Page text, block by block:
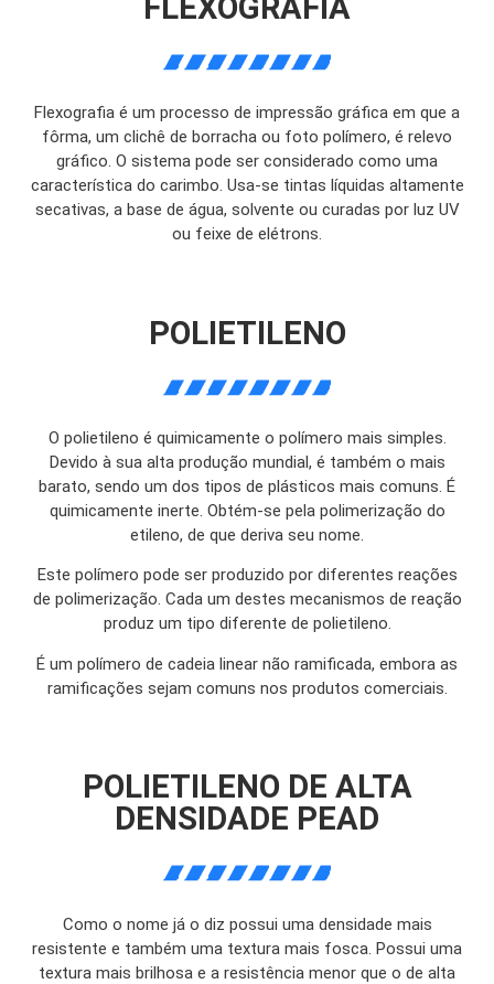
Flexografia é um processo de impressão gráfica em que a
fôrma, um clichê de borracha ou foto polímero, é relevo
gráfico. O sistema pode ser considerado como uma
característica do carimbo. Usa-se tintas líquidas altamente
secativas, a base de água, solvente ou curadas por luz UV
ou feixe de elétrons.
POLIETILENO
O polietileno é quimicamente o polímero mais simples.
Devido à sua alta produção mundial, é também o mais
barato, sendo um dos tipos de plásticos mais comuns. É
quimicamente inerte. Obtém-se pela polimerização do
etileno, de que deriva seu nome.
Este polímero pode ser produzido por diferentes reações
de polimerização. Cada um destes mecanismos de reação
produz um tipo diferente de polietileno.
É um polímero de cadeia linear não ramificada, embora as
ramificações sejam comuns nos produtos comerciais.
POLIETILENO DE ALTA
DENSIDADE PEAD
Como o nome já o diz possui uma densidade mais
resistente e também uma textura mais fosca. Possui uma
textura mais brilhosa e a resistência menor que o de alta